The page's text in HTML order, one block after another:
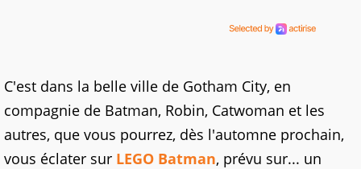
C'est dans la belle ville de Gotham City, en
compagnie de Batman, Robin, Catwoman et les
autres, que vous pourrez, dès l'automne prochain,
vous éclater sur LEGO Batman, prévu sur... un